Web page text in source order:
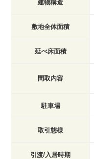
建物構造
敷地全体面積
延べ床面積
間取内容
駐車場
取引態様
引渡/入居時期